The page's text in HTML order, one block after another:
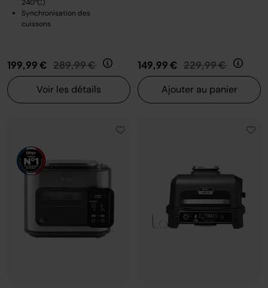
240°C)
Synchronisation des
cuissons
199,99 € Prix réduit de
289,99 € au
Voir les détails
149,99 € Prix réduit de
229,99 € au
Ajouter au panier